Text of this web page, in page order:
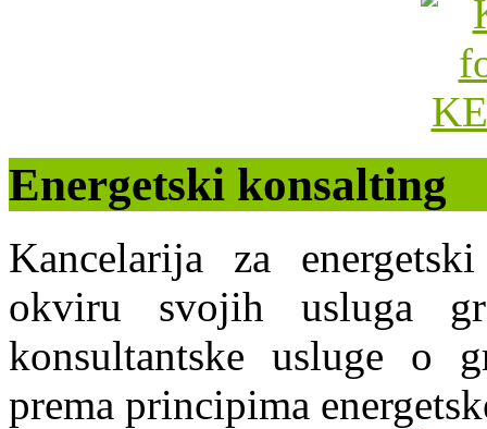
Energetski konsalting
Kancelarija za
okviru svojih usluga
konsultantske usluge o
prema principima